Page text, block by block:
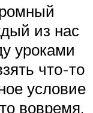
из нас
уроками
что-то
условие
вовремя,